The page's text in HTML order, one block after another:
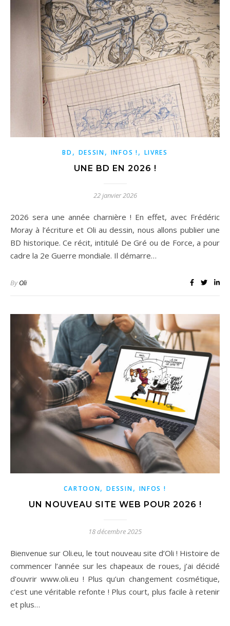
BD , DESSIN, INFOS !, LIVRES
UNE BD EN 2026 !
22 janvier 2026
2026 sera une année charnière ! En effet, avec Frédéric
Moray à l’écriture et Oli au dessin, nous allons publier une
BD historique. Ce récit, intitulé De Gré ou de Force, a pour
cadre la 2e Guerre mondiale. Il démarre…
ByOli
CARTOON,DESSIN, INFOS !
UN NOUVEAU SITE WEB POUR 2026 !
18 décembre 2025
Bienvenue sur Oli.eu, le tout nouveau site d’Oli ! Histoire de
commencer l’année sur les chapeaux de roues, j’ai décidé
d’ouvrir www.oli.eu ! Plus qu’un changement cosmétique,
c’est une véritable refonte ! Plus court, plus facile à retenir
et plus…